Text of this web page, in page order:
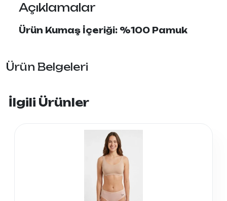
Açıklamalar
Ürün Kumaş İçeriği: %100 Pamuk
Ürün Belgeleri
İlgili Ürünler